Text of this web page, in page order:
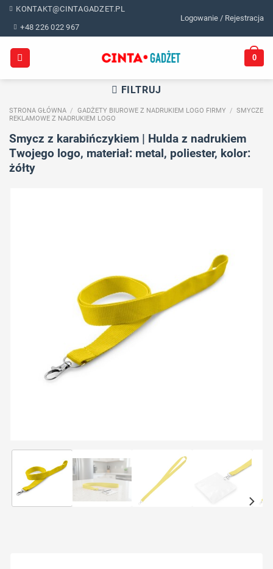
Skip
content
KONTAKT@CINTAGADZET.PL
+48 226 022 967
Logowanie / Rejestracja
0
FILTRUJ
STRONA GŁÓWNA / GADŻETY BIUROWE Z NADRUKIEM LOGO FIRMY / SMYCZE
REKLAMOWE Z NADRUKIEM LOGO
Smycz z karabińczykiem | Hulda z nadrukiem
Twojego logo, materiał: metal, poliester, kolor:
żółty